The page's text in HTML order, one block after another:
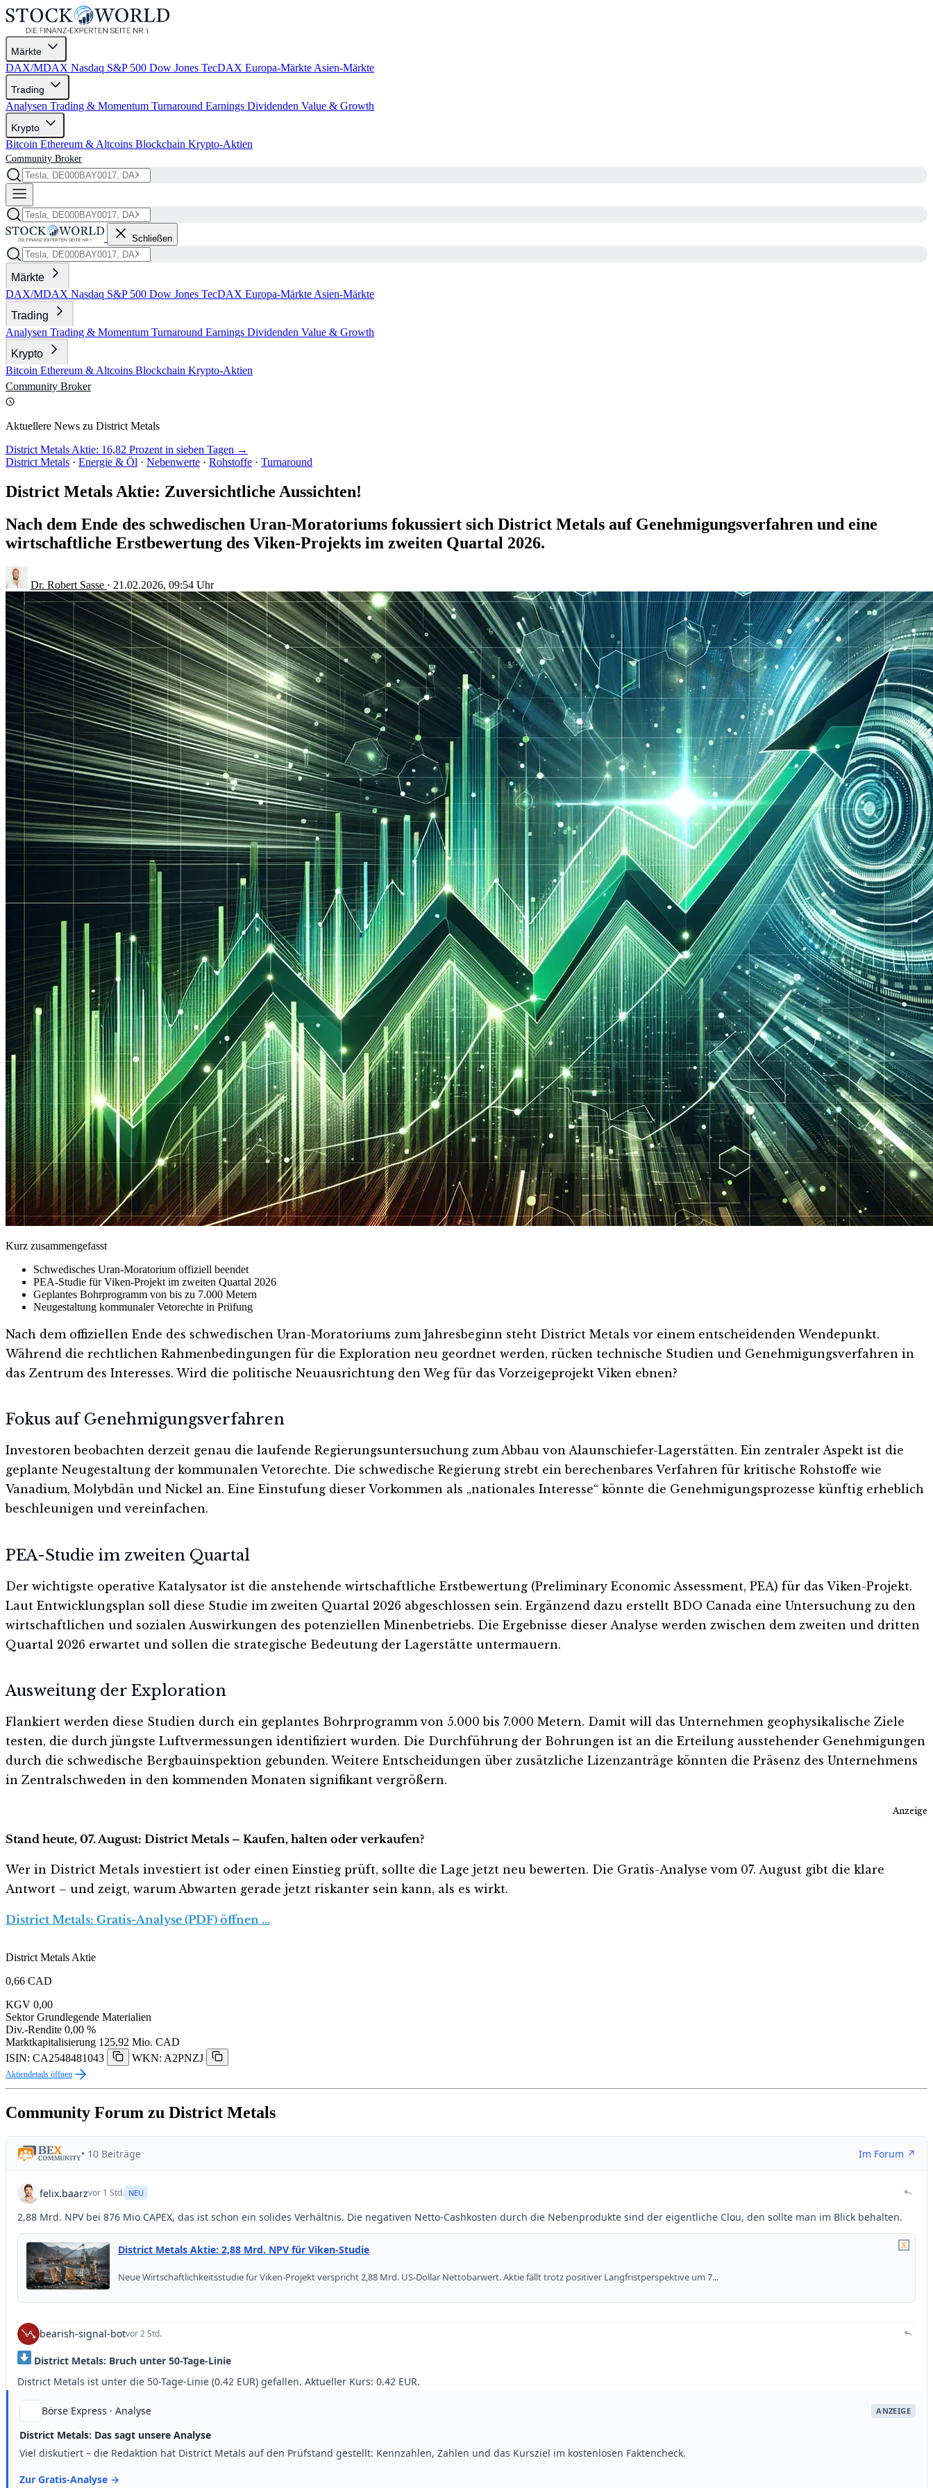
Märkte
DAX/MDAX Nasdaq S&P 500 Dow Jones TecDAX Europa-Märkte Asien-Märkte
Trading
Analysen Trading & Momentum Turnaround Earnings Dividenden Value & Growth
Krypto
Bitcoin Ethereum & Altcoins Blockchain Krypto-Aktien
Community Broker
Schließen
Märkte
DAX/MDAX Nasdaq S&P 500 Dow Jones TecDAX Europa-Märkte Asien-Märkte
Trading
Analysen Trading & Momentum Turnaround Earnings Dividenden Value & Growth
Krypto
Bitcoin Ethereum & Altcoins Blockchain Krypto-Aktien
Community Broker
Aktuellere News zu District Metals
District Metals Aktie: 16,82 Prozent in sieben Tagen →
District Metals · Energie & Öl · Nebenwerte · Rohstoffe · Turnaround
District Metals Aktie: Zuversichtliche Aussichten!
Nach dem Ende des schwedischen Uran-Moratoriums fokussiert sich District Metals auf Genehmigungsverfahren und eine
wirtschaftliche Erstbewertung des Viken-Projekts im zweiten Quartal 2026.
Dr. Robert Sasse · 21.02.2026, 09:54 Uhr
Kurz zusammengefasst
Schwedisches Uran-Moratorium offiziell beendet
PEA-Studie für Viken-Projekt im zweiten Quartal 2026
Geplantes Bohrprogramm von bis zu 7.000 Metern
Neugestaltung kommunaler Vetorechte in Prüfung
Nach dem offiziellen Ende des schwedischen Uran-Moratoriums zum Jahresbeginn steht District Metals vor einem entscheidenden Wendepunkt.
Während die rechtlichen Rahmenbedingungen für die Exploration neu geordnet werden, rücken technische Studien und Genehmigungsverfahren in
das Zentrum des Interesses. Wird die politische Neuausrichtung den Weg für das Vorzeigeprojekt Viken ebnen?
Fokus auf Genehmigungsverfahren
Investoren beobachten derzeit genau die laufende Regierungsuntersuchung zum Abbau von Alaunschiefer-Lagerstätten. Ein zentraler Aspekt ist die
geplante Neugestaltung der kommunalen Vetorechte. Die schwedische Regierung strebt ein berechenbares Verfahren für kritische Rohstoffe wie
Vanadium, Molybdän und Nickel an. Eine Einstufung dieser Vorkommen als „nationales Interesse“ könnte die Genehmigungsprozesse künftig erheblich
beschleunigen und vereinfachen.
PEA-Studie im zweiten Quartal
Der wichtigste operative Katalysator ist die anstehende wirtschaftliche Erstbewertung (Preliminary Economic Assessment, PEA) für das Viken-Projekt.
Laut Entwicklungsplan soll diese Studie im zweiten Quartal 2026 abgeschlossen sein. Ergänzend dazu erstellt BDO Canada eine Untersuchung zu den
wirtschaftlichen und sozialen Auswirkungen des potenziellen Minenbetriebs. Die Ergebnisse dieser Analyse werden zwischen dem zweiten und dritten
Quartal 2026 erwartet und sollen die strategische Bedeutung der Lagerstätte untermauern.
Ausweitung der Exploration
Flankiert werden diese Studien durch ein geplantes Bohrprogramm von 5.000 bis 7.000 Metern. Damit will das Unternehmen geophysikalische Ziele
testen, die durch jüngste Luftvermessungen identifiziert wurden. Die Durchführung der Bohrungen ist an die Erteilung ausstehender Genehmigungen
durch die schwedische Bergbauinspektion gebunden. Weitere Entscheidungen über zusätzliche Lizenzanträge könnten die Präsenz des Unternehmens
in Zentralschweden in den kommenden Monaten signifikant vergrößern.
Anzeige
Stand heute, 07. August: District Metals – Kaufen, halten oder verkaufen?
Wer in District Metals investiert ist oder einen Einstieg prüft, sollte die Lage jetzt neu bewerten. Die Gratis-Analyse vom 07. August gibt die klare
Antwort – und zeigt, warum Abwarten gerade jetzt riskanter sein kann, als es wirkt.
District Metals: Gratis-Analyse (PDF) öffnen …
District Metals Aktie
0,66 CAD
KGV 0,00
Sektor Grundlegende Materialien
Div.-Rendite 0,00 %
Marktkapitalisierung 125,92 Mio. CAD
ISIN: CA2548481043
WKN: A2PNZJ
Aktiendetails öffnen
Community Forum zu District Metals